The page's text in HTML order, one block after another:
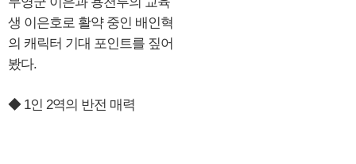
생 이은호로 활약 중인 배인혁
의 캐릭터 기대 포인트를 짚어
봤다.
◆ 1인 2역의 반전 매력